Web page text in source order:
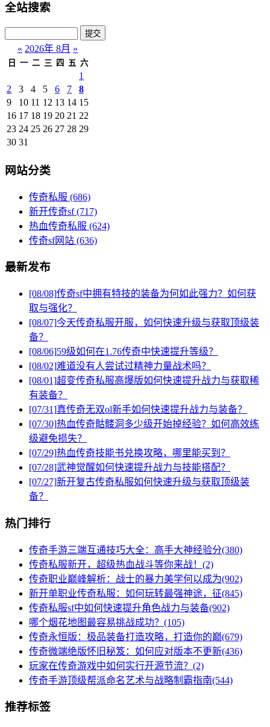
全站搜索
« 2026年 8月 »
日 一 二 三 四 五 六
1
2
3 4 5 6 7
8
9
10 11 12 13 14 15
16 17 18 19 20 21 22
23 24 25 26 27 28 29
30 31
网站分类
传奇私服 (686)
新开传奇sf(717)
热血传奇私服 (624)
传奇sf网站 (636)
最新发布
[08/08]传奇sf中拥有特技的装备为何如此强力？如何获
取与强化？
[08/07]今天传奇私服开服，如何快速升级与获取顶级装
备？
[08/06]59级如何在1.76传奇中快速提升等级？
[08/02]难道没有人尝试过精神力量战术吗？
[08/01]超变传奇私服高爆版如何快速提升战力与获取稀
有装备？
[07/31]真传奇无双ol新手如何快速提升战力与装备？
[07/30]热血传奇骷髅洞多少级开始掉经验？如何高效练
级避免损失？
[07/29]热血传奇技能书兑换攻略，哪里能买到？
[07/28]武神觉醒如何快速提升战力与技能搭配？
[07/27]新开复古传奇私服如何快速升级与获取顶级装
备？
热门排行
传奇手游三端互通技巧大全：高手大神经验分(380)
传奇私服新开，超级热血战斗等你来战！(2)
传奇职业巅峰解析：战士的暴力美学何以成为(902)
新开单职业传奇私服：如何玩转最强神途，征(845)
传奇私服sf中如何快速提升角色战力与装备(902)
哪个烟花地图最容易挑战成功？(105)
传奇永恒版：极品装备打造攻略，打造你的巅(679)
传奇微端绝版怀旧秘笈：如何应对版本不更新(436)
玩家在传奇游戏中如何实行开源节流？(2)
传奇手游顶级帮派命名艺术与战略制霸指南(544)
推荐标签